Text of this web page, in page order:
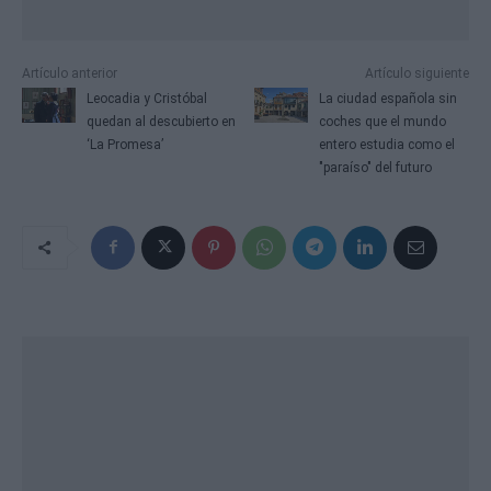
Artículo anterior
Leocadia y Cristóbal
quedan al descubierto en
‘La Promesa’
Artículo siguiente
La ciudad española sin
coches que el mundo
entero estudia como el
"paraíso" del futuro